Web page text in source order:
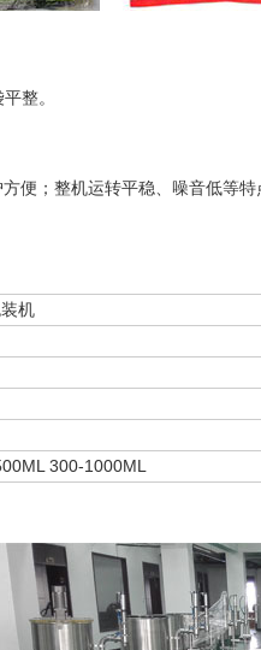
整。
便；整机运转平稳、噪音低等特
机
300-1000ML